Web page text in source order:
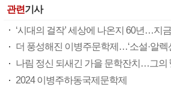
관련기사
2024 이병주하동국제문학제